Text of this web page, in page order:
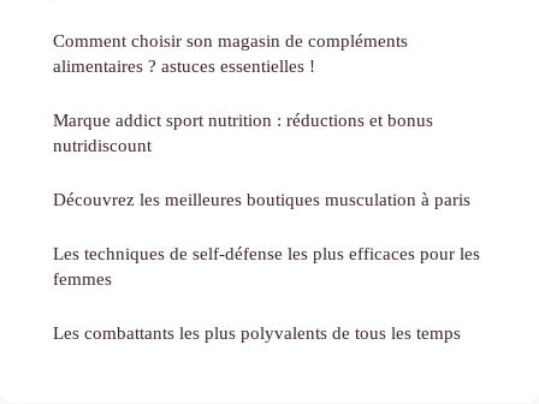
Comment choisir son magasin de compléments
alimentaires ? astuces essentielles !
Marque addict sport nutrition : réductions et bonus
nutridiscount
Découvrez les meilleures boutiques musculation à paris
Les techniques de self-défense les plus efficaces pour les
femmes
Les combattants les plus polyvalents de tous les temps